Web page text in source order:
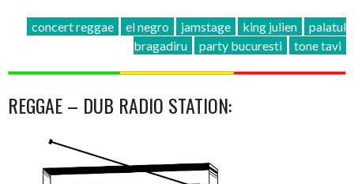
concert reggae el negro jamstage king julien
palatul
bragadiru
party bucuresti tone tavi
REGGAE – DUB RADIO STATION: